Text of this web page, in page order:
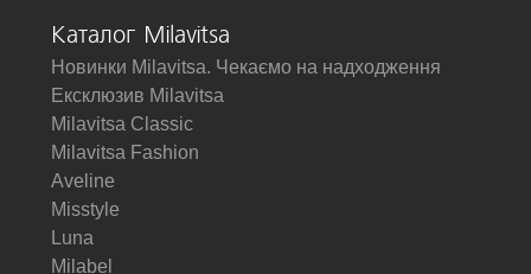
Каталог Milavitsa
Новинки Milavitsa. Чекаємо на надходження
Ексклюзив Milavitsa
Milavitsa Classic
Milavitsa Fashion
Aveline
Misstyle
Luna
Milabel